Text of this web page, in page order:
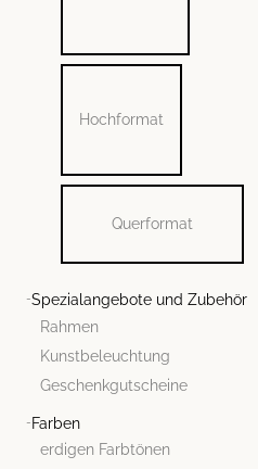
Hochformat
Querformat
Spezialangebote und Zubehör
Rahmen
Kunstbeleuchtung
Geschenkgutscheine
Farben
erdigen Farbtönen